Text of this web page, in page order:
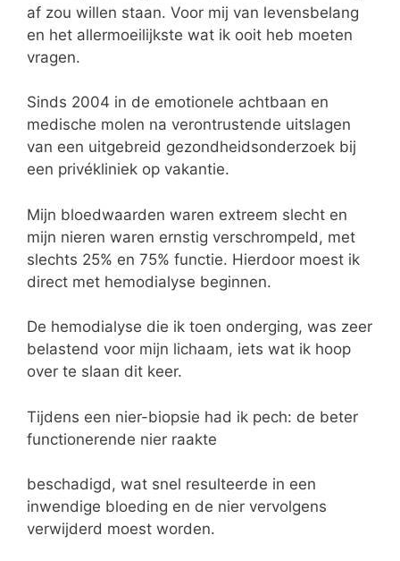
af zou willen staan. Voor mij van levensbelang
en het allermoeilijkste wat ik ooit heb moeten
vragen.
Sinds 2004 in de emotionele achtbaan en
medische molen na verontrustende uitslagen
van een uitgebreid gezondheidsonderzoek bij
een privékliniek op vakantie.
Mijn bloedwaarden waren extreem slecht en
mijn nieren waren ernstig verschrompeld, met
slechts 25% en 75% functie. Hierdoor moest ik
direct met hemodialyse beginnen.
De hemodialyse die ik toen onderging, was zeer
belastend voor mijn lichaam, iets wat ik hoop
over te slaan dit keer.
Tijdens een nier-biopsie had ik pech: de beter
functionerende nier raakte
beschadigd, wat snel resulteerde in een
inwendige bloeding en de nier vervolgens
verwijderd moest worden.